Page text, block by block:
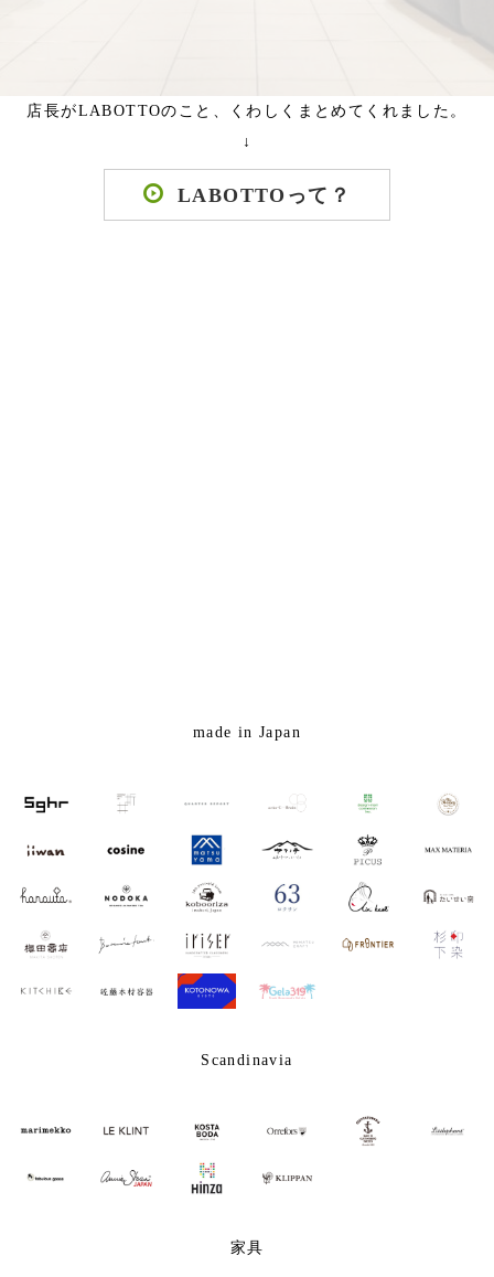
店長がLABOTTOのこと、くわしくまとめてくれました。
↓
LABOTTOって？
made in Japan
Scandinavia
家具